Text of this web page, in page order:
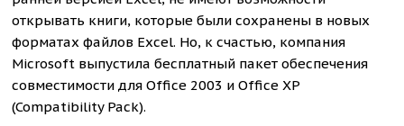
открывать книги, которые были сохранены в новых
форматах файлов Excel. Но, к счастью, компания
Microsoft выпустила бесплатный пакет обеспечения
совместимости для Office 2003 и Office ХР
(Compatibility Pack).